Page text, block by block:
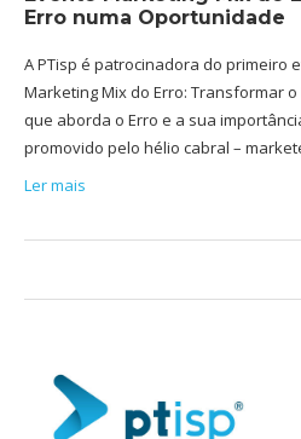
Erro numa Oportunidade
A PTisp é patrocinadora do primeiro
Marketing Mix do Erro: Transformar
que aborda o Erro e a sua
promovido pelo hélio cabral –
Ler mais